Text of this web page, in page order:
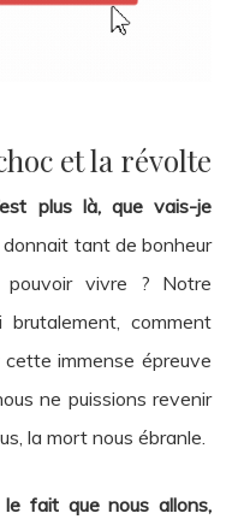
et la révolte
plus là, que vais-je
tant de bonheur
vivre ? Notre
comment
immense épreuve
ne puissions revenir
la mort nous ébranle.
fait que nous allons,